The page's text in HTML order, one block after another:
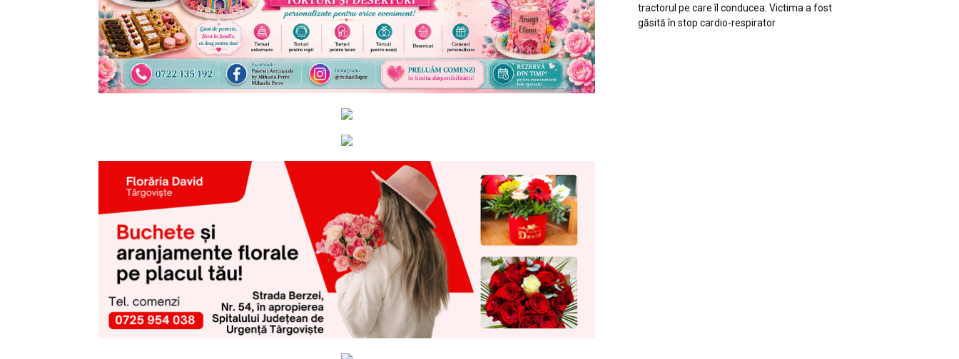
tractorul pe care îl conducea. Victima a fost
găsită în stop cardio-respirator